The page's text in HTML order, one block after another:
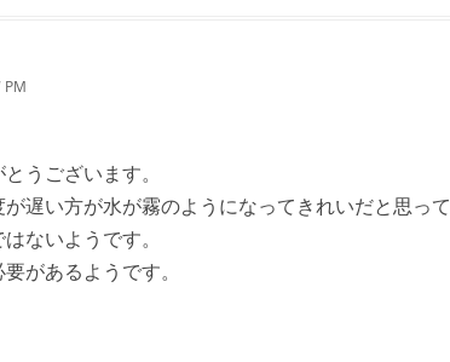
うございます。
遅い方が水が霧のようになってきれいだと思って
ないようです。
があるようです。